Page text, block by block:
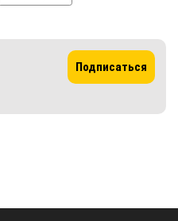
Подписаться